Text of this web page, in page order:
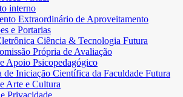
interno
Extraordinário de Aproveitamento
e Portarias
Ciência & Tecnologia Futura
Própria de Avaliação
Apoio Psicopedagógico
de Iniciação Científica da Faculdade Futura
Arte e Cultura